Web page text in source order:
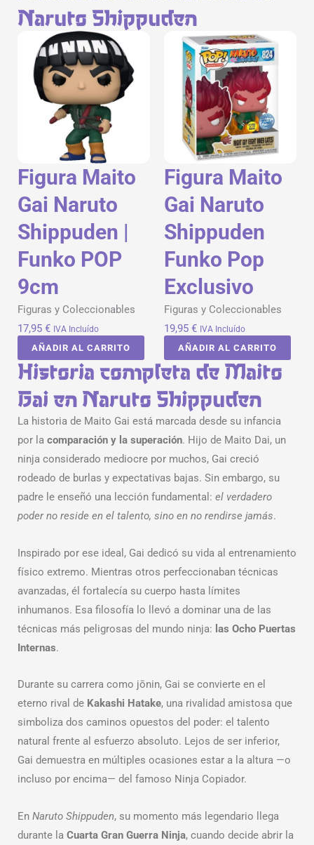
Naruto Shippuden
Figura Maito
Gai Naruto
Shippuden |
Funko POP
9cm
Figuras y Coleccionables
17,95 € IVA Incluído
AÑADIR AL CARRITO
Figura Maito
Gai Naruto
Shippuden
Funko Pop
Exclusivo
Figuras y Coleccionables
19,95 € IVA Incluído
AÑADIR AL CARRITO
Historia completa de Maito
Gai en Naruto Shippuden
La historia de Maito Gai está marcada desde su infancia
por la comparación y la superación. Hijo de Maito Dai, un
ninja considerado mediocre por muchos, Gai creció
rodeado de burlas y expectativas bajas. Sin embargo, su
padre le enseñó una lección fundamental: el verdadero
poder no reside en el talento, sino en no rendirse jamás.
Inspirado por ese ideal, Gai dedicó su vida al entrenamiento
físico extremo. Mientras otros perfeccionaban técnicas
avanzadas, él fortalecía su cuerpo hasta límites
inhumanos. Esa filosofía lo llevó a dominar una de las
técnicas más peligrosas del mundo ninja: las Ocho Puertas
Internas.
Durante su carrera como jōnin, Gai se convierte en el
eterno rival de Kakashi Hatake, una rivalidad amistosa que
simboliza dos caminos opuestos del poder: el talento
natural frente al esfuerzo absoluto. Lejos de ser inferior,
Gai demuestra en múltiples ocasiones estar a la altura —o
incluso por encima— del famoso Ninja Copiador.
En Naruto Shippuden, su momento más legendario llega
durante la Cuarta Gran Guerra Ninja, cuando decide abrir la